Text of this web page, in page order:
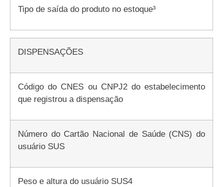
Tipo de saída do produto no estoque³
DISPENSAÇÕES
Código do CNES ou CNPJ2 do estabelecimento
que registrou a dispensação
Número do Cartão Nacional de Saúde (CNS) do
usuário SUS
Peso e altura do usuário SUS4